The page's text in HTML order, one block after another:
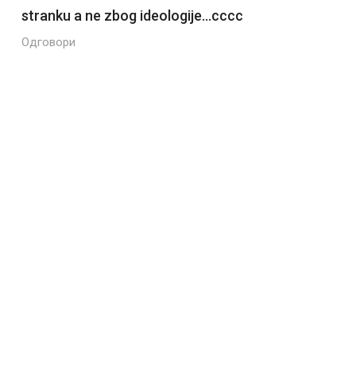
stranku a ne zbog ideologije…cccc
Одговори